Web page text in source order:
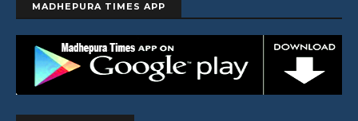
MADHEPURA TIMES APP